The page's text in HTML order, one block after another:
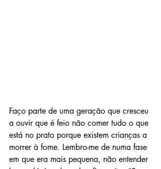
Faço parte de uma geração que cresceu
a ouvir que é feio não comer tudo o que
está no prato porque existem crianças a
morrer à fome. Lembro-me de numa fase
em que era mais pequena, não entender